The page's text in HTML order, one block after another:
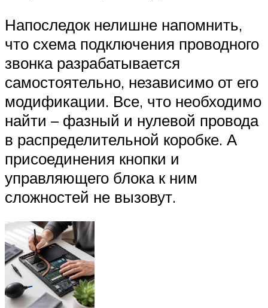
Напоследок нелишне напомнить,
что схема подключения проводного
звонка разрабатывается
самостоятельно, независимо от его
модификации. Все, что необходимо
найти – фазный и нулевой провода
в распределительной коробке. А
присоединения кнопки и
управляющего блока к ним
сложностей не вызовут.